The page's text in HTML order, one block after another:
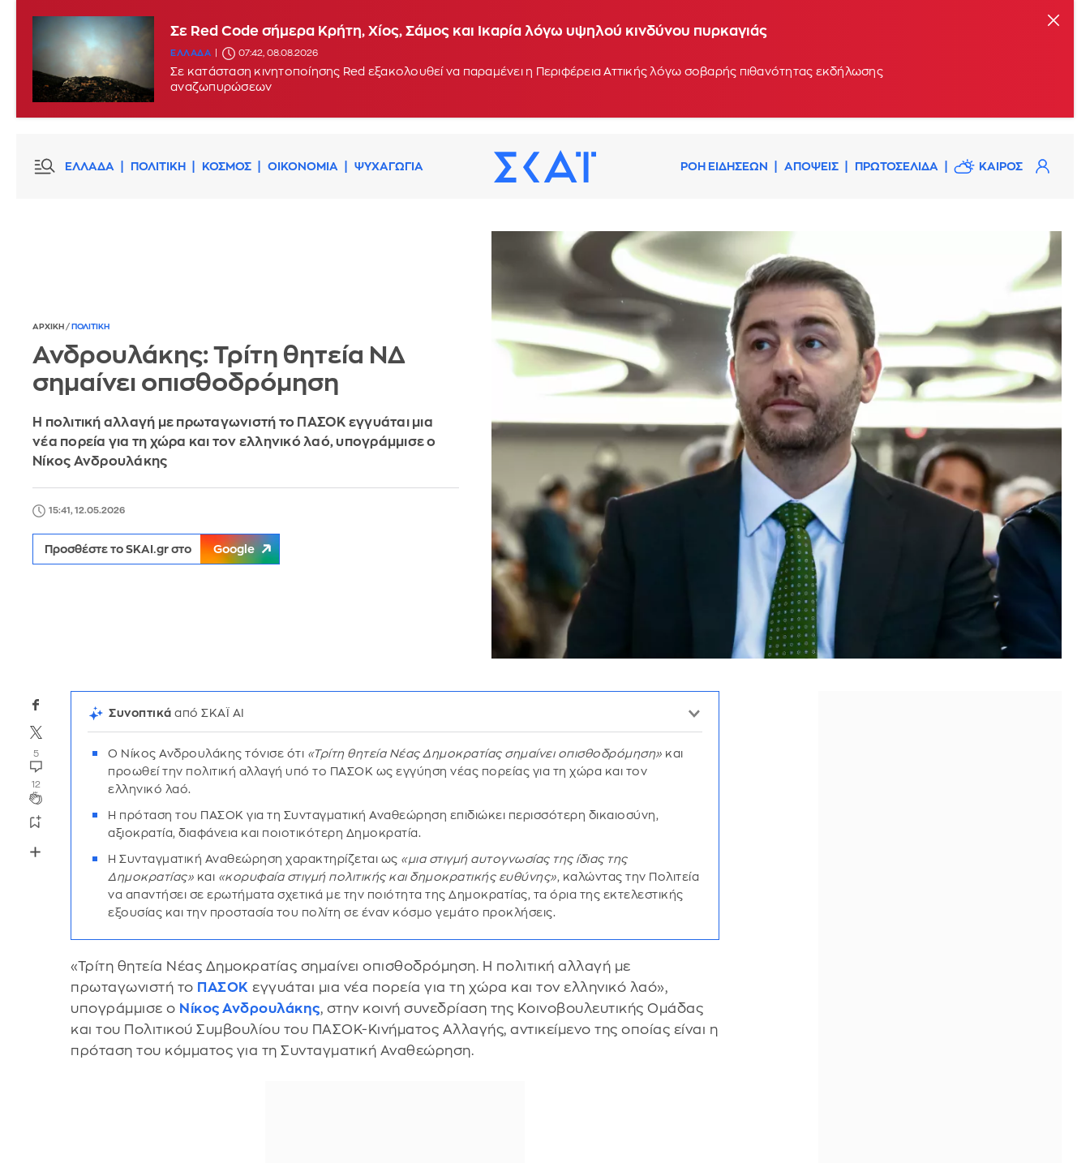
Σε Red Code σήμερα Κρήτη, Χίος, Σάμος και Ικαρία λόγω υψηλού κινδύνου πυρκαγιάς
ΕΛΛΑΔΑ 07:42, 08.08.2026
Σε κατάσταση κινητοποίησης Red εξακολουθεί να παραμένει η Περιφέρεια Αττικής λόγω σοβαρής πιθανότητας εκδήλωσης
αναζωπυρώσεων
ΕΛΛΑΔΑ ΠΟΛΙΤΙΚΗ ΚΟΣΜΟΣ ΟΙΚΟΝΟΜΙΑ ΨΥΧΑΓΩΓΙΑ ΡΟΗ ΕΙΔΗΣΕΩΝ ΑΠΟΨΕΙΣ ΠΡΩΤΟΣΕΛΙΔΑ ΚΑΙΡΟΣ
ΑΡΧΙΚΗ / ΠΟΛΙΤΙΚΗ
Ανδρουλάκης: Τρίτη θητεία ΝΔ
σημαίνει οπισθοδρόμηση
Η πολιτική αλλαγή με πρωταγωνιστή το ΠΑΣΟΚ εγγυάται μια
νέα πορεία για τη χώρα και τον ελληνικό λαό, υπογράμμισε ο
Νίκος Ανδρουλάκης
15:41, 12.05.2026
Προσθέστε το SKAI.gr στο Google
5
12
Συνοπτικάαπό ΣΚΑΪ AI
Ο Νίκος Ανδρουλάκης τόνισε ότι «Τρίτη θητεία Νέας Δημοκρατίας σημαίνει οπισθοδρόμηση» και
προωθεί την πολιτική αλλαγή υπό το ΠΑΣΟΚ ως εγγύηση νέας πορείας για τη χώρα και τον
ελληνικό λαό.
Η πρόταση του ΠΑΣΟΚ για τη Συνταγματική Αναθεώρηση επιδιώκει περισσότερη δικαιοσύνη,
αξιοκρατία, διαφάνεια και ποιοτικότερη Δημοκρατία.
Η Συνταγματική Αναθεώρηση χαρακτηρίζεται ως «μια στιγμή αυτογνωσίας της ίδιας της
Δημοκρατίας» και «κορυφαία στιγμή πολιτικής και δημοκρατικής ευθύνης», καλώντας την Πολιτεία
να απαντήσει σε ερωτήματα σχετικά με την ποιότητα της Δημοκρατίας, τα όρια της εκτελεστικής
εξουσίας και την προστασία του πολίτη σε έναν κόσμο γεμάτο προκλήσεις.
«Τρίτη θητεία Νέας Δημοκρατίας σημαίνει οπισθοδρόμηση. Η πολιτική αλλαγή με
πρωταγωνιστή το ΠΑΣΟΚ εγγυάται μια νέα πορεία για τη χώρα και τον ελληνικό λαό»,
υπογράμμισε ο Νίκος Ανδρουλάκης, στην κοινή συνεδρίαση της Κοινοβουλευτικής Ομάδας
και του Πολιτικού Συμβουλίου του ΠΑΣΟΚ-Κινήματος Αλλαγής, αντικείμενο της οποίας είναι η
πρόταση του κόμματος για τη Συνταγματική Αναθεώρηση.